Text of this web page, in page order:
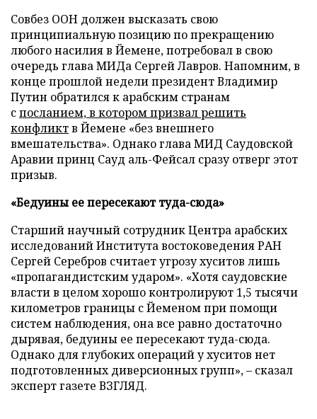
Совбез ООН должен высказать свою
принципиальную позицию по прекращению
любого насилия в Йемене, потребовал в свою
очередь глава МИДа Сергей Лавров. Напомним, в
конце прошлой недели президент Владимир
Путин обратился к арабским странам
спосланием, в котором призвал решить
конфликтв Йемене «без внешнего
вмешательства». Однако глава МИД Саудовской
Аравии принц Сауд аль-Фейсал сразу отверг этот
призыв.
«Бедуины ее пересекают туда-сюда»
Старший научный сотрудник Центра арабских
исследований Института востоковедения РАН
Сергей Серебров считает угрозу хуситов лишь
«пропагандистским ударом». «Хотя саудовские
власти в целом хорошо контролируют 1,5 тысячи
километров границы с Йеменом при помощи
систем наблюдения, она все равно достаточно
дырявая, бедуины ее пересекают туда-сюда.
Однако для глубоких операций у хуситов нет
подготовленных диверсионных групп», – сказал
эксперт газете ВЗГЛЯД.